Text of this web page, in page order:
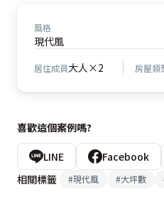
風格
現代風
居住成員大人×2 房屋類
喜歡這個案例嗎?
LINE Facebook
相關標籤
#現代風 #大坪數